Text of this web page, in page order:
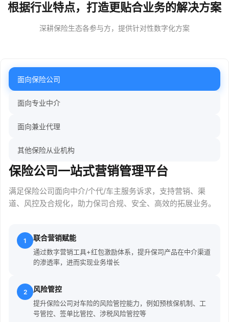
根据行业特点，打造更贴合业务的解决方案
深耕保险生态各参与方，提供针对性数字化方案
面向保险公司
面向专业中介
面向兼业代理
其他保险从业机构
保险公司一站式营销管理平台
满足保险公司面向中介/个代/车主服务诉求，支持营销、渠
道、风控及合规化，助力保司合规、安全、高效的拓展业务。
1 联合营销赋能
通过数字营销工具+红包激励体系，提升保司产品在中介渠道
的渗透率，进而实现业务增长
2 风险管控
提升保险公司对车险的风险管控能力，例如预核保机制、工
号管控、签单比管控、涉税风险管控等